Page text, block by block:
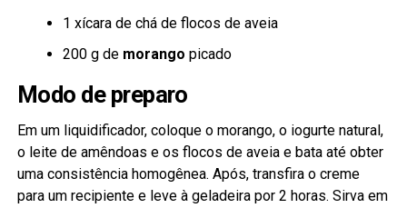
1 xícara de chá de flocos de aveia
200 g demorango picado
Modo de preparo
Em um liquidificador, coloque o morango, o iogurte natural,
o leite de amêndoas e os flocos de aveia e bata até obter
uma consistência homogênea. Após, transfira o creme
para um recipiente e leve à geladeira por 2 horas. Sirva em